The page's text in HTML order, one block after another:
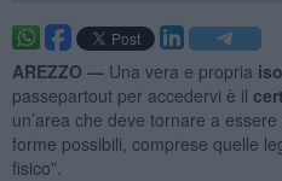
AREZZO — Una vera e propria
passepartout per accedervi è il
un’area che deve tornare a
forme possibili, comprese quelle
fisico”.